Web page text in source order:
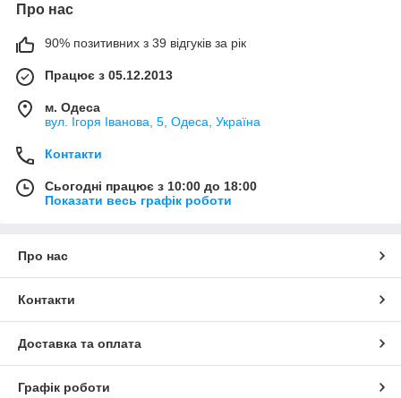
Про нас
90% позитивних з 39 відгуків за рік
Працює з 05.12.2013
м. Одеса
вул. Ігоря Іванова, 5, Одеса, Україна
Контакти
Сьогодні працює з 10:00 до 18:00
Показати весь графік роботи
Про нас
Контакти
Доставка та оплата
Графік роботи